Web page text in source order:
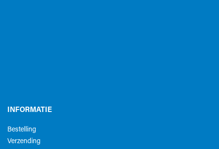
INFORMATIE
Bestelling
Verzending